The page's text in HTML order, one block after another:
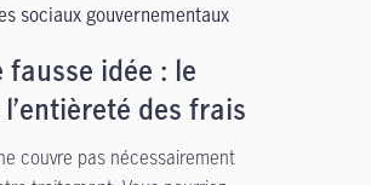
sociaux gouvernementaux
fausse idée : le
l’entièreté des frais
couvre pas nécessairement